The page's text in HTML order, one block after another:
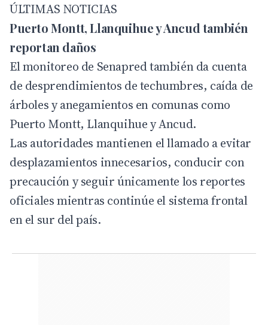
ÚLTIMAS NOTICIAS
Puerto Montt, Llanquihue y Ancud también
reportan daños
El monitoreo de Senapred también da cuenta
de desprendimientos de techumbres, caída de
árboles y anegamientos en comunas como
Puerto Montt, Llanquihue y Ancud.
Las autoridades mantienen el llamado a evitar
desplazamientos innecesarios, conducir con
precaución y seguir únicamente los reportes
oficiales mientras continúe el sistema frontal
en el sur del país.